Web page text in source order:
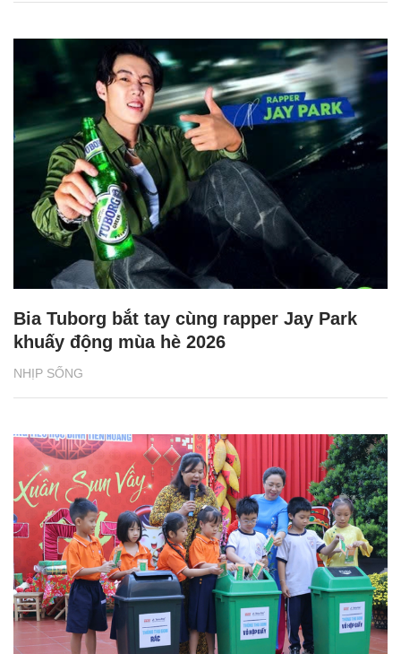
NHỊP SỐNG
Bia Tuborg bắt tay cùng rapper Jay Park
khuấy động mùa hè 2026